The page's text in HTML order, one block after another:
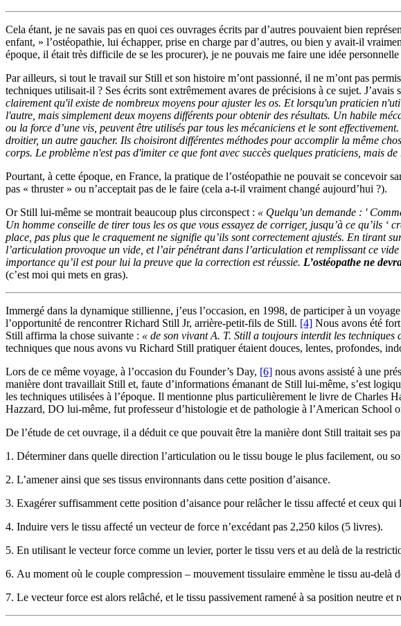
Cela étant, je ne savais pas en quoi ces ouvrages écrits par d’autres pouvaient bien
enfant, » l’ostéopathie, lui échapper, prise en charge par d’autres, ou bien y avait-il
époque, il était très difficile de se les procurer), je ne pouvais me faire une idée
Par ailleurs, si tout le travail sur Still et son histoire m’ont passionné, il ne m’ont pas
techniques utilisait-il ? Ses écrits sont extrêmement avares de précisions à ce sujet.
clairement qu'il existe de nombreux moyens pour ajuster les os. Et lorsqu'un praticien
l'autre, mais simplement deux moyens différents pour obtenir des résultats. Un habile
ou la force d’une vis, peuvent être utilisés par tous les mécaniciens et le sont
droitier, un autre gaucher. Ils choisiront différentes méthodes pour accomplir la même
corps. Le problème n'est pas d'imiter ce que font avec succès quelques praticiens, mais
Pourtant, à cette époque, en France, la pratique de l’ostéopathie ne pouvait se concevoir
pas « thruster » ou n’acceptait pas de le faire (cela a-t-il vraiment changé aujourd’hui ?).
Or Still lui-même se montrait beaucoup plus circonspect : « Quelqu’un demande : '
Un homme conseille de tirer tous les os que vous essayez de corriger, jusqu’à ce qu’ils ‘
place, pas plus que le craquement ne signifie qu’ils sont correctement ajustés. En tirant
l’articulation provoque un vide, et l’air pénétrant dans l’articulation et remplissant ce
importance qu’il est pour lui la preuve que la correction est réussie. L’ostéopathe ne
(c’est moi qui mets en gras).
Immergé dans la dynamique stillienne, j’eus l’occasion, en 1998, de participer à un
l’opportunité de rencontrer Richard Still Jr, arrière-petit-fils de Still. [4] Nous avons été
Still affirma la chose suivante : « de son vivant A. T. Still a toujours interdit les techniques
techniques que nous avons vu Richard Still pratiquer étaient douces, lentes, profondes,
Lors de ce même voyage, à l’occasion du Founder’s Day, [6] nous avons assisté à une
manière dont travaillait Still et, faute d’informations émanant de Still lui-même, s’est
les techniques utilisées à l’époque. Il mentionne plus particulièrement le livre de Charles
Hazzard, DO lui-même, fut professeur d’histologie et de pathologie à l’American
De l’étude de cet ouvrage, il a déduit ce que pouvait être la manière dont Still traitait ses
1. Déterminer dans quelle direction l’articulation ou le tissu bouge le plus facilement, ou
2. L’amener ainsi que ses tissus environnants dans cette position d’aisance.
3. Exagérer suffisamment cette position d’aisance pour relâcher le tissu affecté et ceux qui
4. Induire vers le tissu affecté un vecteur de force n’excédant pas 2,250 kilos (5 livres).
5. En utilisant le vecteur force comme un levier, porter le tissu vers et au delà de la
6. Au moment où le couple compression – mouvement tissulaire emmène le tissu au-delà
7. Le vecteur force est alors relâché, et le tissu passivement ramené à sa position neutre et